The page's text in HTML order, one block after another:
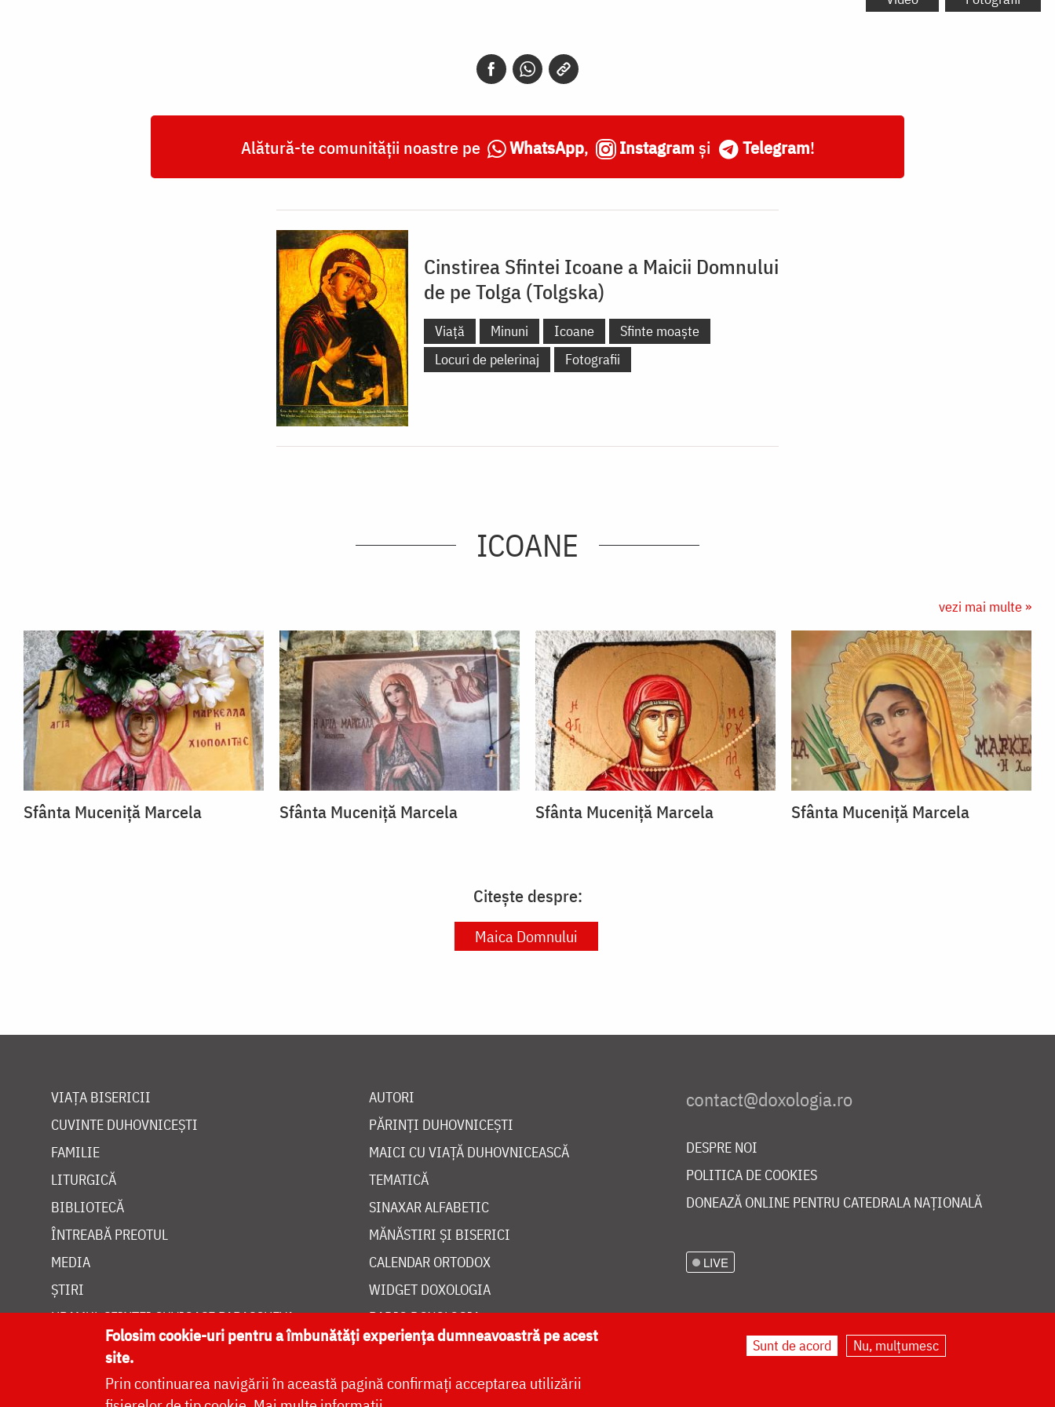
Alătură-te comunității noastre pe WhatsApp, Instagram și Telegram!
Cinstirea Sfintei Icoane a Maicii Domnului
de pe Tolga (Tolgska)
Viață Minuni Icoane
Sfinte moaște
Locuri de pelerinaj
Fotografii
ICOANE
vezi mai multe »
Sfânta Muceniță Marcela Sfânta Muceniță Marcela Sfânta Muceniță Marcela Sfânta Muceniță Marcela
Citește despre:
Maica Domnului
VIAȚA BISERICII
CUVINTE DUHOVNICEȘTI
FAMILIE
LITURGICĂ
BIBLIOTECĂ
ÎNTREABĂ PREOTUL
MEDIA
ȘTIRI
HRAMUL SFINTEI CUVIOASE PARASCHEVA
AUTORI
PĂRINȚI DUHOVNICEȘTI
MAICI CU VIAȚĂ DUHOVNICEASCĂ
TEMATICĂ
SINAXAR ALFABETIC
MĂNĂSTIRI ȘI BISERICI
CALENDAR ORTODOX
WIDGET DOXOLOGIA
RADIO DOXOLOGIA
DESPRE NOI
POLITICA DE COOKIES
DONEAZĂ ONLINE PENTRU CATEDRALA NAȚIONALĂ
LIVE
Folosim cookie-uri pentru a îmbunătăți experiența dumneavoastră pe acest
site.
Prin continuarea navigării în această pagină confirmați acceptarea utilizării
Sunt de acord Nu, mulțumesc